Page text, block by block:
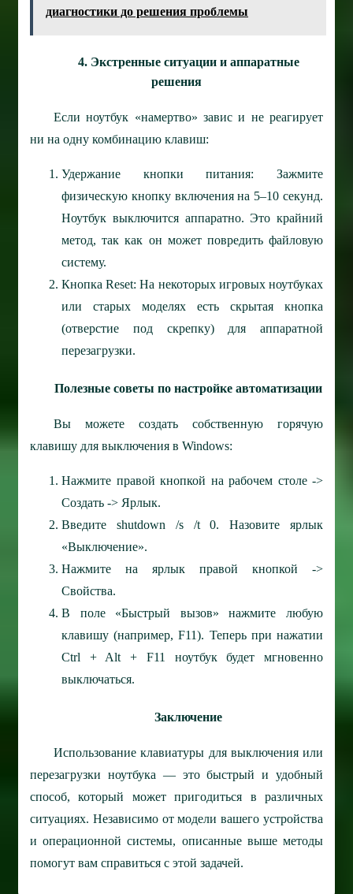
диагностики до решения проблемы
4. Экстренные ситуации и аппаратные
решения
Если ноутбук «намертво» завис и не реагирует
ни на одну комбинацию клавиш:
Удержание кнопки питания: Зажмите
физическую кнопку включения на 5–10 секунд.
Ноутбук выключится аппаратно. Это крайний
метод, так как он может повредить файловую
систему.
Кнопка Reset: На некоторых игровых ноутбуках
или старых моделях есть скрытая кнопка
(отверстие под скрепку) для аппаратной
перезагрузки.
Полезные советы по настройке автоматизации
Вы можете создать собственную горячую
клавишу для выключения в Windows:
Нажмите правой кнопкой на рабочем столе ->
Создать -> Ярлык.
Введите shutdown /s /t 0. Назовите ярлык
«Выключение».
Нажмите на ярлык правой кнопкой ->
Свойства.
В поле «Быстрый вызов» нажмите любую
клавишу (например, F11). Теперь при нажатии
Ctrl + Alt + F11 ноутбук будет мгновенно
выключаться.
Заключение
Использование клавиатуры для выключения или
перезагрузки ноутбука — это быстрый и удобный
способ, который может пригодиться в различных
ситуациях. Независимо от модели вашего устройства
и операционной системы, описанные выше методы
помогут вам справиться с этой задачей.